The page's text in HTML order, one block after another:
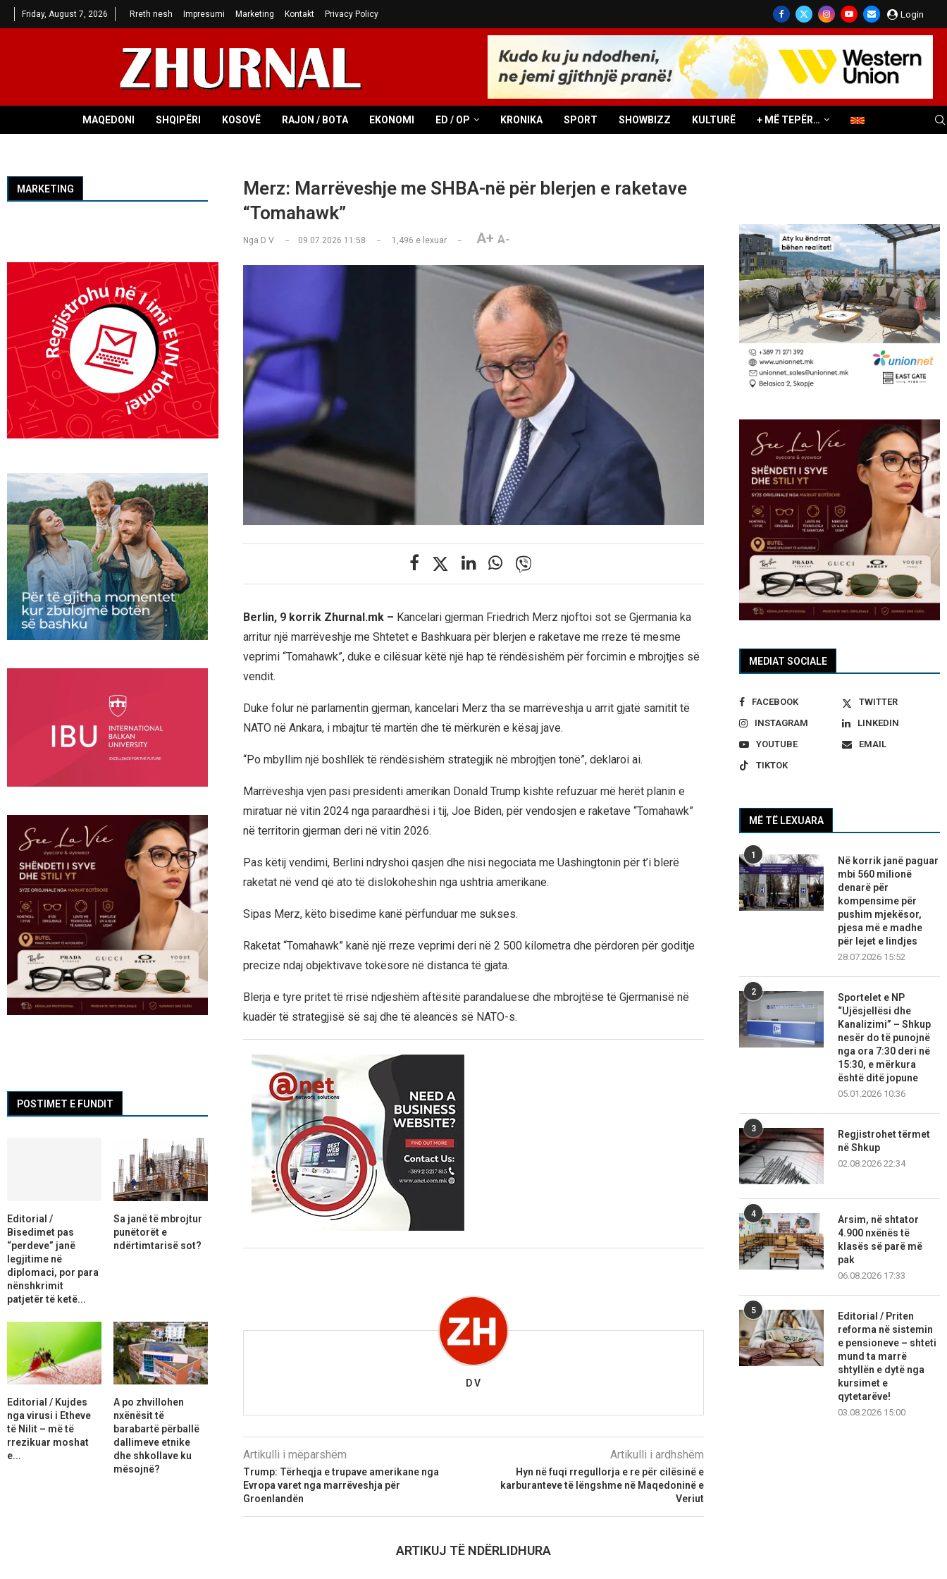
Friday, August 7, 2026 Rreth nesh Impresumi Marketing Kontakt Privacy Policy Login
MAQEDONI SHQIPËRI KOSOVË RAJON / BOTA EKONOMI ED / OP KRONIKA SPORT SHOWBIZZ KULTURË + MË TEPËR…
Merz: Marrëveshje me SHBA-në për blerjen e raketave
“Tomahawk”
Nga D V 09.07.2026 11:58 1,496 e lexuar A+ A-
Berlin, 9 korrik Zhurnal.mk – Kancelari gjerman Friedrich Merz njoftoi sot se Gjermania ka
arritur një marrëveshje me Shtetet e Bashkuara për blerjen e raketave me rreze të mesme
veprimi “Tomahawk”, duke e cilësuar këtë një hap të rëndësishëm për forcimin e mbrojtjes së
vendit.
Duke folur në parlamentin gjerman, kancelari Merz tha se marrëveshja u arrit gjatë samitit të
NATO në Ankara, i mbajtur të martën dhe të mërkurën e kësaj jave.
“Po mbyllim një boshllëk të rëndësishëm strategjik në mbrojtjen tonë”, deklaroi ai.
Marrëveshja vjen pasi presidenti amerikan Donald Trump kishte refuzuar më herët planin e
miratuar në vitin 2024 nga paraardhësi i tij, Joe Biden, për vendosjen e raketave “Tomahawk”
në territorin gjerman deri në vitin 2026.
Pas këtij vendimi, Berlini ndryshoi qasjen dhe nisi negociata me Uashingtonin për t’i blerë
raketat në vend që ato të dislokoheshin nga ushtria amerikane.
Sipas Merz, këto bisedime kanë përfunduar me sukses.
Raketat “Tomahawk” kanë një rreze veprimi deri në 2 500 kilometra dhe përdoren për goditje
precize ndaj objektivave tokësore në distanca të gjata.
Blerja e tyre pritet të rrisë ndjeshëm aftësitë parandaluese dhe mbrojtëse të Gjermanisë në
kuadër të strategjisë së saj dhe të aleancës së NATO-s.
D V
Artikulli i mëparshëm
Trump: Tërheqja e trupave amerikane nga
Evropa varet nga marrëveshja për
Groenlandën
Artikulli i ardhshëm
Hyn në fuqi rregullorja e re për cilësinë e
karburanteve të lëngshme në Maqedoninë e
Veriut
ARTIKUJ TË NDËRLIDHURA
MEDIAT SOCIALE
FACEBOOK
TWITTER
INSTAGRAM
LINKEDIN
YOUTUBE
EMAIL
TIKTOK
MË TË LEXUARA
1
Në korrik janë paguar
mbi 560 milionë
denarë për
kompensime për
pushim mjekësor,
pjesa më e madhe
për lejet e lindjes
28.07.2026 15:52
2
Sportelet e NP
“Ujësjellësi dhe
Kanalizimi” – Shkup
nesër do të punojnë
nga ora 7:30 deri në
15:30, e mërkura
është ditë jopune
05.01.2026 10:36
3
Regjistrohet tërmet
në Shkup
02.08.2026 22:34
4
Arsim, në shtator
4.900 nxënës të
klasës së parë më
pak
06.08.2026 17:33
5
Editorial / Priten
reforma në sistemin
e pensioneve – shteti
mund ta marrë
shtyllën e dytë nga
kursimet e
qytetarëve!
03.08.2026 15:00
MARKETING
POSTIMET E FUNDIT
Editorial /
Bisedimet pas
“perdeve” janë
legjitime në
diplomaci, por para
nënshkrimit
patjetër të ketë...
Sa janë të mbrojtur
punëtorët e
ndërtimtarisë sot?
Editorial / Kujdes
nga virusi i Etheve
të Nilit – më të
rrezikuar moshat
e...
A po zhvillohen
nxënësit të
barabartë përballë
dallimeve etnike
dhe shkollave ku
mësojnë?